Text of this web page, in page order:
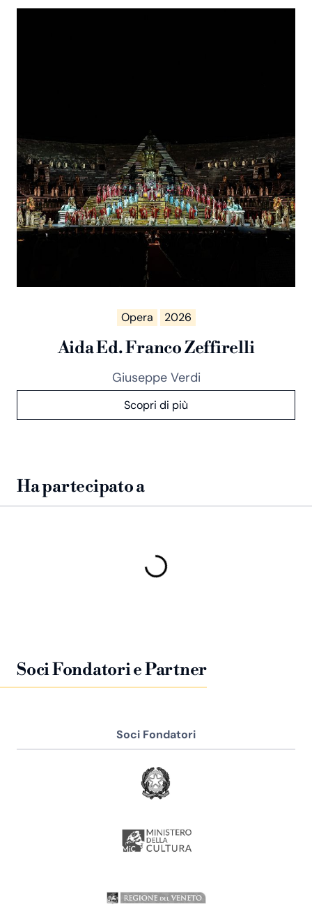
Opera 2026
Aida Ed. Franco Zeffirelli
Giuseppe Verdi
Scopri di più
Ha partecipato a
Soci Fondatori e Partner
Soci Fondatori